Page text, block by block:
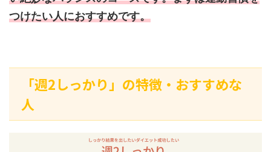
つけたい人におすすめです。
「週2しっかり」の特徴・おすすめな
人